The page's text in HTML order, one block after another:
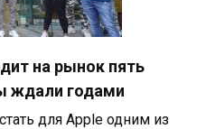
на рынок пять
ждали годами
для Apple одним из